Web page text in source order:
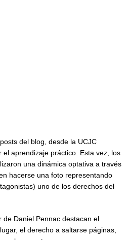
del blog, desde la UCJC
aprendizaje práctico. Esta vez, los
una dinámica optativa a través
hacerse una foto representando
uno de los derechos del
de Daniel Pennac destacan el
el derecho a saltarse páginas,